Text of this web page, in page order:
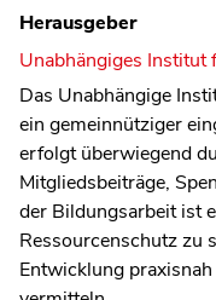
Herausgeber
Unabhängiges Institut
Das Unabhängige
ein gemeinnütziger
erfolgt überwiegend
Mitgliedsbeiträge,
der Bildungsarbeit ist
Ressourcenschutz zu
Entwicklung